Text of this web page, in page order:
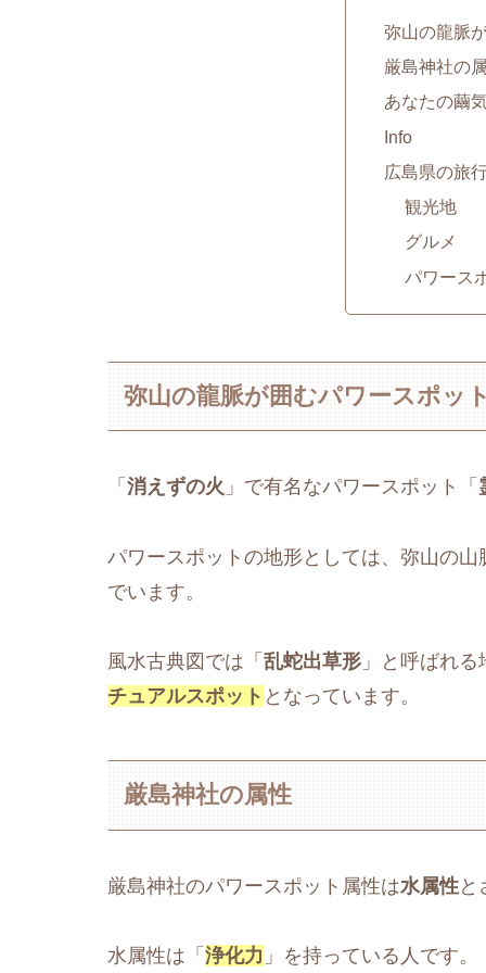
弥山の龍脈
厳島神社の
あなたの繭
Info
広島県の旅
観光地
グルメ
パワース
弥山の龍脈が囲むパワースポッ
「 消えずの火 」で有名なパワースポット「
パワースポットの地形としては、弥山の
でいます。
風水古典図では「 乱蛇出草形 」と呼ばれ
チュアルスポット となっています。
厳島神社の属性
厳島神社のパワースポット属性は水属性と
水属性は「 浄化力 」を持っている人です。